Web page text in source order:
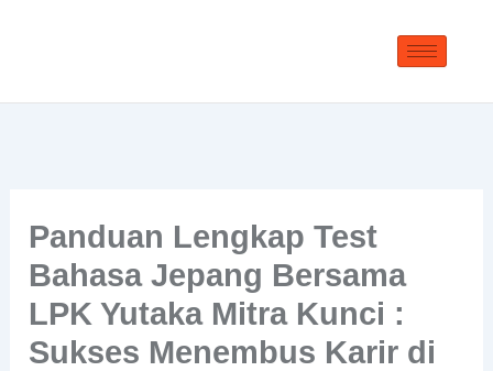
Panduan Lengkap Test
Bahasa Jepang Bersama
LPK Yutaka Mitra Kunci :
Sukses Menembus Karir di